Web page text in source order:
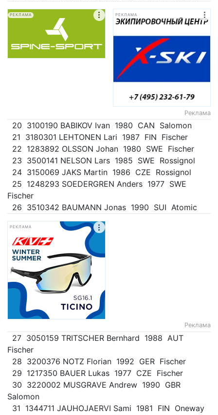
РЕКЛАМА РЕКЛАМА
Реклама
20 3100190 BABIKOV Ivan 1980 CAN Salomon
21 3180301 LEHTONEN Lari 1987 FIN Fischer
22 1283892 OLSSON Johan 1980 SWE Fischer
23 3500141 NELSON Lars 1985 SWE Rossignol
24 3150069 JAKS Martin 1986 CZE Rossignol
25 1248293 SOEDERGREN Anders 1977 SWE
Fischer
26 3510342 BAUMANN Jonas 1990 SUI Atomic
РЕКЛАМА
Реклама
27 3050159 TRITSCHER Bernhard 1988 AUT
Fischer
28 3200376 NOTZ Florian 1992 GER Fischer
29 1217350 BAUER Lukas 1977 CZE Fischer
30 3220002 MUSGRAVE Andrew 1990 GBR
Salomon
31 1344711 JAUHOJAERVI Sami 1981 FIN Oneway